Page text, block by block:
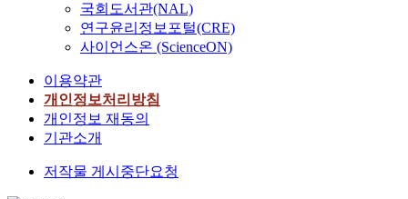
국회도서관(NAL)
연구윤리정보포털(CRE)
사이언스온 (ScienceON)
이용약관
개인정보처리방침
개인정보 재동의
기관소개
저작물 게시중단요청